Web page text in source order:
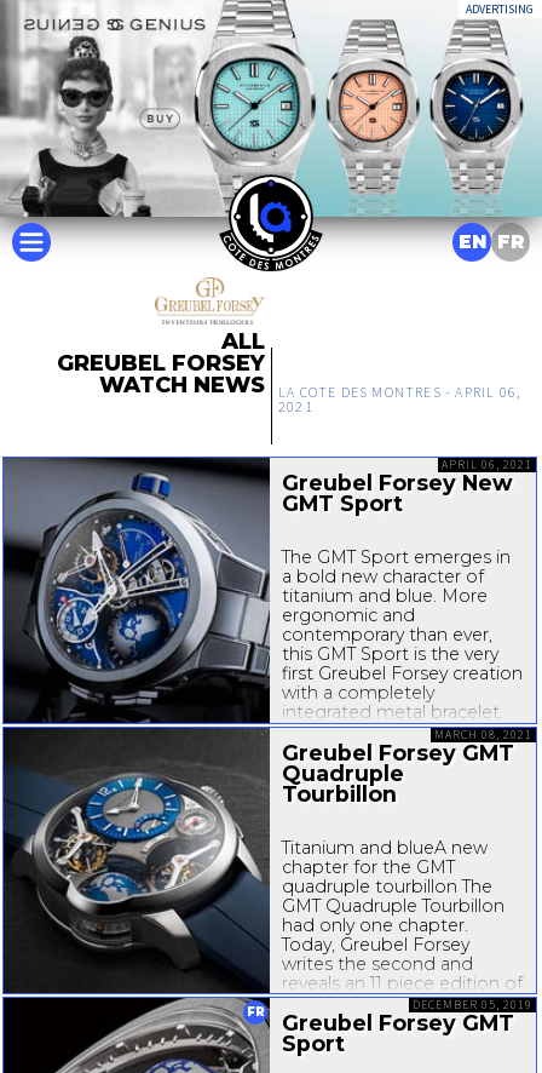
ADVERTISING
ALL
GREUBEL FORSEY
WATCH NEWS
LA COTE DES MONTRES -APRIL 06,
2021
Greubel Forsey New
GMT Sport
The GMT Sport emerges in
a bold new character of
titanium and blue. More
ergonomic and
contemporary than ever,
this GMT Sport is the very
first Greubel Forsey creation
with a completely
integrated metal bracelet.
With a new bezel and new
finishes, this limited edition
is an exciting evolution
that...
APRIL 06, 2021
Greubel Forsey GMT
Quadruple
Tourbillon
Titanium and blueA new
chapter for the GMT
quadruple tourbillon The
GMT Quadruple Tourbillon
had only one chapter.
Today, Greubel Forsey
writes the second and
reveals an 11 piece edition of
this groundbreaking
timepiece in Titanium. With
new materials, new colours
and new finishes, this
MARCH 08, 2021
FR
Greubel Forsey GMT
Sport
DECEMBER 05, 2019
EN FR